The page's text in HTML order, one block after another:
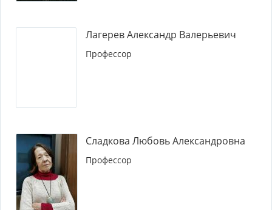
Лагерев Александр Валерьевич
Профессор
Сладкова Любовь Александровна
Профессор